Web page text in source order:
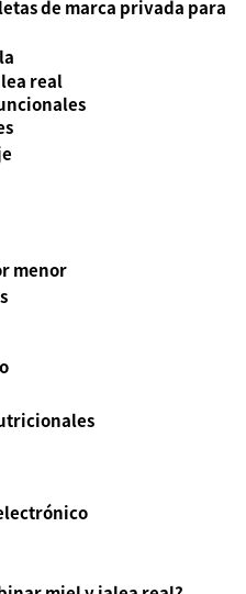
de marca privada para
real
menor